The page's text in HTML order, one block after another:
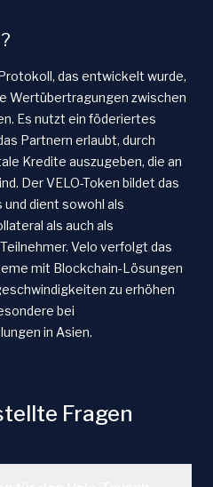
das entwickelt wurde,
Wertübertragungen zwischen
Es nutzt ein föderiertes
Partnern erlaubt, durch
Kredite auszugeben, die an
Der VELO-Token bildet das
dient sowohl als
als auch als
Velo verfolgt das
mit Blockchain-Lösungen
zu erhöhen
bei
in Asien.
Fragen